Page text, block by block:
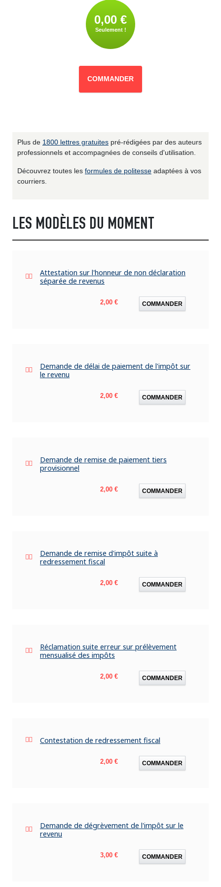
0,00 €
Seulement !
COMMANDER
Plus de 1800 lettres gratuites pré-rédigées par des auteurs
professionnels et accompagnées de conseils d'utilisation.
Découvrez toutes les formules de politesse adaptées à vos
courriers.
LES MODÈLES DU MOMENT
Attestation sur l'honneur de non déclaration
séparée de revenus
Prix
2,00 € COMMANDER
Demande de délai de paiement de l'impôt sur
le revenu
Prix
2,00 € COMMANDER
Demande de remise de paiement tiers
provisionnel
Prix
2,00 € COMMANDER
Demande de remise d'impôt suite à
redressement fiscal
Prix
2,00 € COMMANDER
Réclamation suite erreur sur prélèvement
mensualisé des impôts
Prix
2,00 € COMMANDER
Contestation de redressement fiscal
Prix
2,00 € COMMANDER
Demande de dégrèvement de l'impôt sur le
revenu
Prix
3,00 € COMMANDER